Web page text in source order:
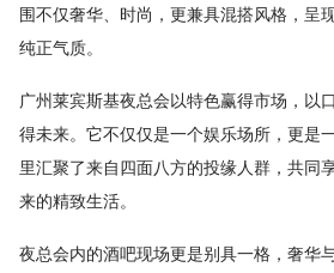
围不仅奢华、时尚，更兼具混搭风格，呈
纯正气质。
广州莱宾斯基夜总会以特色赢得市场，以
得未来。它不仅仅是一个娱乐场所，更是
里汇聚了来自四面八方的投缘人群，共同
来的精致生活。
夜总会内的酒吧现场更是别具一格，奢华